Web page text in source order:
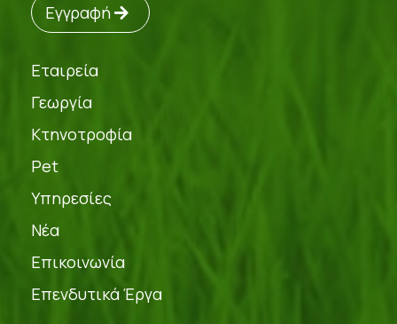
Εγγραφή
Εταιρεία
Γεωργία
Κτηνοτροφία
Pet
Υπηρεσίες
Νέα
Επικοινωνία
Επενδυτικά Έργα